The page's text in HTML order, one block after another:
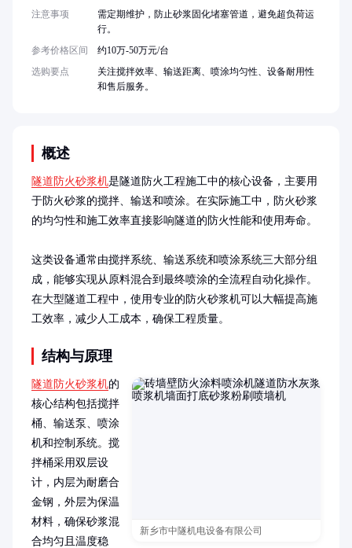
概述
隧道防火砂浆机是隧道防火工程施工中的核心设备，主要用
于防火砂浆的搅拌、输送和喷涂。在实际施工中，防火砂浆
的均匀性和施工效率直接影响隧道的防火性能和使用寿命。
这类设备通常由搅拌系统、输送系统和喷涂系统三大部分组
成，能够实现从原料混合到最终喷涂的全流程自动化操作。
在大型隧道工程中，使用专业的防火砂浆机可以大幅提高施
工效率，减少人工成本，确保工程质量。
结构与原理
新乡市中隧机电设备有限公司
隧道防火砂浆机的
核心结构包括搅拌
桶、输送泵、喷涂
机和控制系统。搅
拌桶采用双层设
计，内层为耐磨合
金钢，外层为保温
材料，确保砂浆混
合均匀且温度稳
注意事项
需定期维护，防止砂浆固化堵塞管道，避免超负荷运
行。
参考价格区间
约10万-50万元/台
选购要点
关注搅拌效率、输送距离、喷涂均匀性、设备耐用性
和售后服务。